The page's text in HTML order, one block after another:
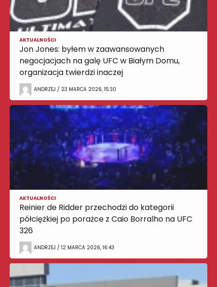
AKTUALNOŚCI
Jon Jones: byłem w zaawansowanych
negocjacjach na galę UFC w Białym Domu,
organizacja twierdzi inaczej
ANDRZEJ / 23 MARCA 2026, 15:30
AKTUALNOŚCI
Reinier de Ridder przechodzi do kategorii
półciężkiej po porażce z Caio Borralho na UFC
326
ANDRZEJ / 12 MARCA 2026, 16:43